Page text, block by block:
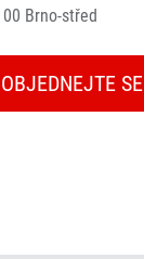
Brno-střed
OBJEDNEJTE SE